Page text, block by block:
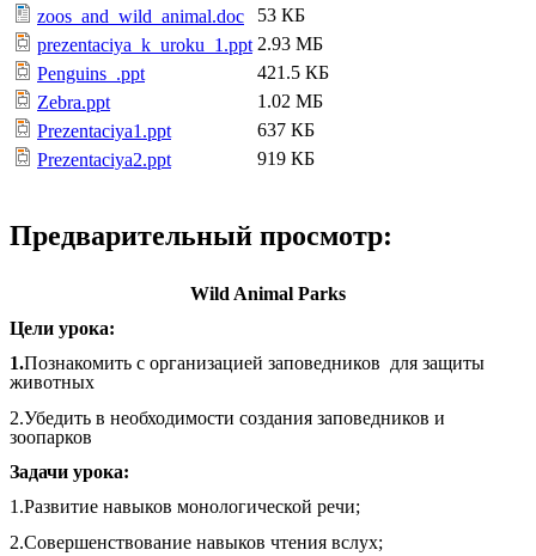
zoos_and_wild_animal.doc
53 КБ
prezentaciya_k_uroku_1.ppt 2.93 МБ
Penguins_.ppt
421.5 КБ
Zebra.ppt
1.02 МБ
Prezentaciya1.ppt
637 КБ
Prezentaciya2.ppt
919 КБ
Предварительный просмотр:
Wild Animal Parks
Цели урока:
1.Познакомить с организацией заповедников для защиты
животных
2.Убедить в необходимости создания заповедников и
зоопарков
Задачи урока:
1.Развитие навыков монологической речи;
2.Совершенствование навыков чтения вслух;